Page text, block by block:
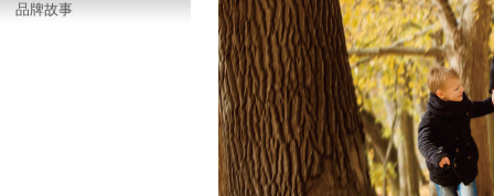
品牌故事